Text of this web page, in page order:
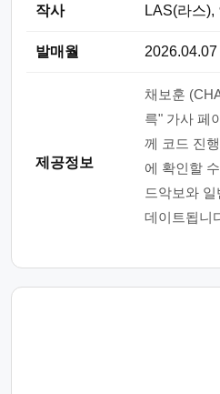
작사 LAS(라스),
발매월 2026.04.07
제공정보
채보훈
륵" 가사 페
께 코드 진
에 확인할
드악보와
데이트됩니